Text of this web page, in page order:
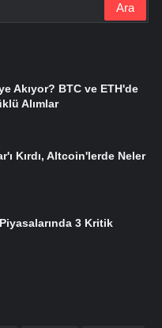
Akıyor? BTC ve ETH'de
Alımlar
Kırdı, Altcoin'lerde Neler
3 Kritik